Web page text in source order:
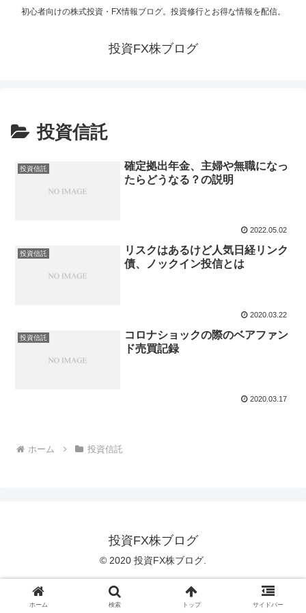
初心者向けの株式投資・FX情報ブログ。投資修行とお得な情報を配信。
投資FX株ブログ
投資信託
投資信託
確定拠出年金、主婦や無職になっ
たらどうなる？の説明
2022.05.02
投資信託
リスクはあるけど人気日経リンク
債、ノックイン投信とは
2020.03.22
投資信託
コロナショックの際のベアファン
ド売買記録
2020.03.17
ホーム 投資信託
投資FX株ブログ
© 2020 投資FX株ブログ.
ホーム 検索 トップ サイドバー